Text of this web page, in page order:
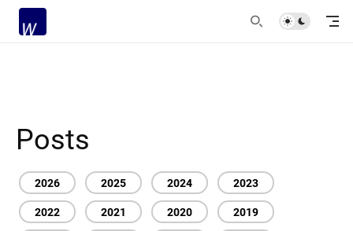
Posts
2026 2025 2024
2023
2022
2021 2020
2019